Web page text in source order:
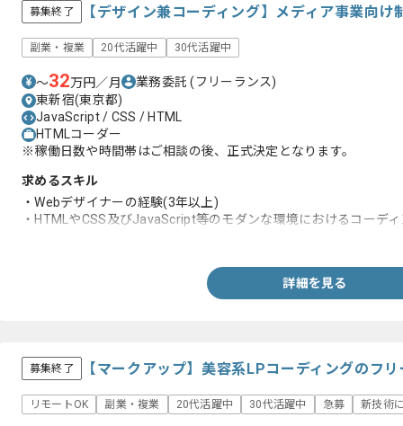
募集終了 【デザイン兼コーディング】メディア事業向
副業・複業 20代活躍中 30代活躍中
〜32万円／月 業務委託(フリーランス)
東新宿(東京都)
JavaScript / CSS / HTML
HTMLコーダー
※稼働日数や時間帯はご相談の後、正式決定となります。
求めるスキル
・Webデザイナーの経験(3年以上)
・HTMLやCSS及びJavaScript等のモダンな環境におけるコーデ
詳細を見る
募集終了 【マークアップ】美容系LPコーディングのフ
リモートOK 副業・複業 20代活躍中 30代活躍中 急募 新技術